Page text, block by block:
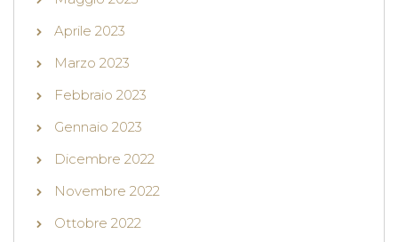
Aprile 2023
Marzo 2023
Febbraio 2023
Gennaio 2023
Dicembre 2022
Novembre 2022
Ottobre 2022